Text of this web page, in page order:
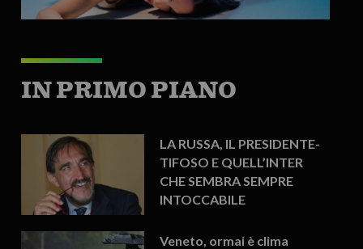
IN PRIMO PIANO
LA RUSSA, IL PRESIDENTE-
TIFOSO E QUELL’INTER
CHE SEMBRA SEMPRE
INTOCCABILE
Veneto, ormai è clima